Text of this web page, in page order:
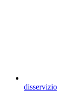
disservizio